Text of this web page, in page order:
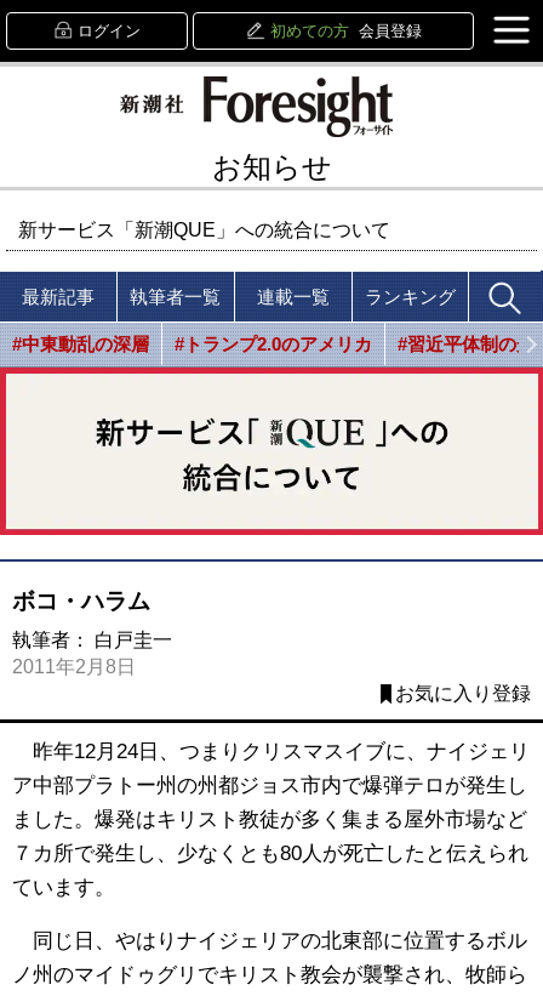
ログイン 初めての方 会員登録
お知らせ
新サービス「新潮QUE」への統合について
最新記事 執筆者一覧 連載一覧 ランキング
#中東動乱の深層 #トランプ2.0のアメリカ #習近平体制の光
ボコ・ハラム
執筆者： 白戸圭一
2011年2月8日
お気に入り登録
昨年12月24日、つまりクリスマスイブに、ナイジェリ
ア中部プラトー州の州都ジョス市内で爆弾テロが発生し
ました。爆発はキリスト教徒が多く集まる屋外市場など
７カ所で発生し、少なくとも80人が死亡したと伝えられ
ています。
同じ日、やはりナイジェリアの北東部に位置するボル
ノ州のマイドゥグリでキリスト教会が襲撃され、牧師ら